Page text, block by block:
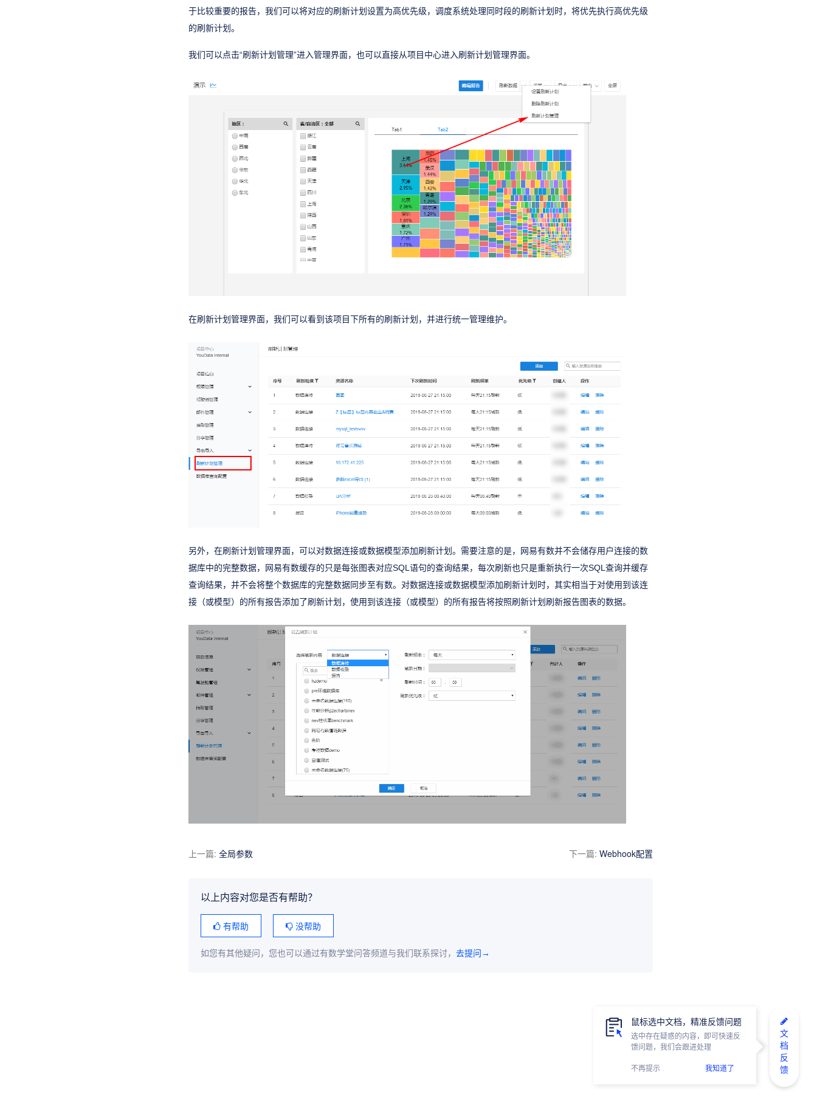
于比较重要的报告，我们可以将对应的刷新计划设置为高优先级，调度系统处理同时段的刷新计划时，将优先执行高优先级
的刷新计划。
我们可以点击“刷新计划管理”进入管理界面，也可以直接从项目中心进入刷新计划管理界面。
在刷新计划管理界面，我们可以看到该项目下所有的刷新计划，并进行统一管理维护。
另外，在刷新计划管理界面，可以对数据连接或数据模型添加刷新计划。需要注意的是，网易有数并不会储存用户连接的数
据库中的完整数据，网易有数缓存的只是每张图表对应SQL语句的查询结果，每次刷新也只是重新执行一次SQL查询并缓存
查询结果，并不会将整个数据库的完整数据同步至有数。对数据连接或数据模型添加刷新计划时，其实相当于对使用到该连
接（或模型）的所有报告添加了刷新计划，使用到该连接（或模型）的所有报告将按照刷新计划刷新报告图表的数据。
上一篇: 全局参数 下一篇: Webhook配置
以上内容对您是否有帮助？
有帮助 没帮助
如您有其他疑问，您也可以通过有数学堂问答频道与我们联系探讨， 去提问→
鼠标选中文档，精准反馈问题
选中存在疑惑的内容，即可快速反
馈问题，我们会跟进处理
不再提示 我知道了
文
档
反
馈